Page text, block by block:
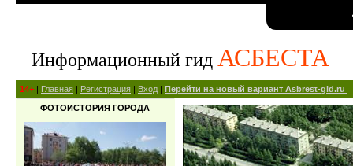
Информационный гид АСБЕСТА
14+ | Главная | Регистрация | Вход | Перейти на новый вариант Asbrest-gid.ru
ФОТОИСТОРИЯ ГОРОДА